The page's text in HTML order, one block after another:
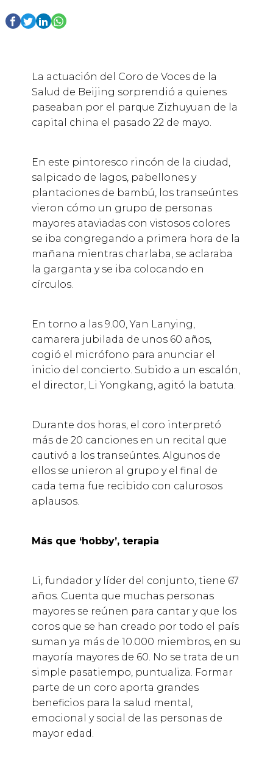
La actuación del Coro de Voces de la
Salud de Beijing sorprendió a quienes
paseaban por el parque Zizhuyuan de la
capital china el pasado 22 de mayo.
En este pintoresco rincón de la ciudad,
salpicado de lagos, pabellones y
plantaciones de bambú, los transeúntes
vieron cómo un grupo de personas
mayores ataviadas con vistosos colores
se iba congregando a primera hora de la
mañana mientras charlaba, se aclaraba
la garganta y se iba colocando en
círculos.
En torno a las 9.00, Yan Lanying,
camarera jubilada de unos 60 años,
cogió el micrófono para anunciar el
inicio del concierto. Subido a un escalón,
el director, Li Yongkang, agitó la batuta.
Durante dos horas, el coro interpretó
más de 20 canciones en un recital que
cautivó a los transeúntes. Algunos de
ellos se unieron al grupo y el final de
cada tema fue recibido con calurosos
aplausos.
Más que ‘hobby’, terapia
Li, fundador y líder del conjunto, tiene 67
años. Cuenta que muchas personas
mayores se reúnen para cantar y que los
coros que se han creado por todo el país
suman ya más de 10.000 miembros, en su
mayoría mayores de 60. No se trata de un
simple pasatiempo, puntualiza. Formar
parte de un coro aporta grandes
beneficios para la salud mental,
emocional y social de las personas de
mayor edad.